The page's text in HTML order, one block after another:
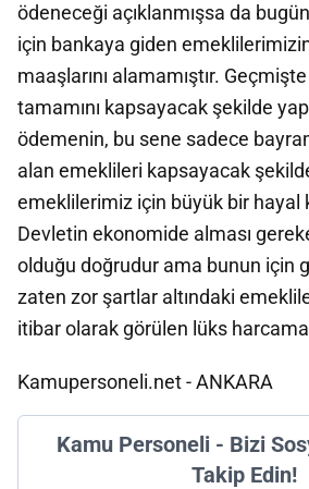
ödeneceği açıklanmışsa da
için bankaya giden
maaşlarını alamamıştır.
tamamını kapsayacak şekilde
ödemenin, bu sene sadece
alan emeklileri kapsayacak
emeklilerimiz için büyük bir hayal
Devletin ekonomide alması
olduğu doğrudur ama bunun için
zaten zor şartlar altındaki
itibar olarak görülen lüks
Kamupersoneli.net - ANKARA
Kamu Personeli - Bizi
Takip Edin!